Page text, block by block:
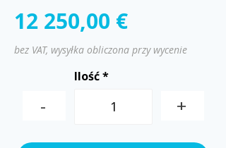
12 250,00 €
bez VAT, wysyłka obliczona przy wycenie
-
Ilość
+